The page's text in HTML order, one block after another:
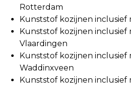
Rotterdam
Kunststof kozijnen inclusief
Kunststof kozijnen inclusief
Vlaardingen
Kunststof kozijnen inclusief
Waddinxveen
Kunststof kozijnen inclusief